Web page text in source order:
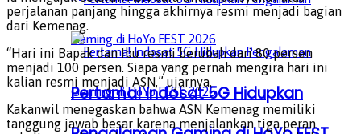
Pertama! Indosat 5G Hidupkan
perjalanan panjang hingga akhirnya resmi menjadi bagian
dari Kemenag.
“Hari ini Bapak dan Ibu resmi berubah dari 80 persen
menjadi 100 persen. Siapa yang pernah mengira hari ini
kalian resmi menjadi ASN,” ujarnya.
Kakanwil menegaskan bahwa ASN Kemenag memiliki
tanggung jawab besar karena menjalankan tiga peran